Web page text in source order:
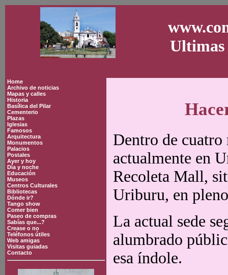
Ultimas
Home
Archivo de noticias
Mapas y calles
Historia
Basílica del Pilar
Cementerio
Plazas
Iglesias
Famosos
Arquitectura
Monumentos
Palacios
Postales
Ayer y hoy
Día y noche
Educación
Museos
Centros Culturales
Bibliotecas
Dónde ir?
Tango show
Comer bien
Paseo de compras
Sabías que...?
Crease o no
Teléfonos útiles
Web amigas
Visitas guiadas
Contacto
Dentro de cuatro
actualmente en
Recoleta Mall,
Uriburu, en
La actual sede
alumbrado
esa índole.